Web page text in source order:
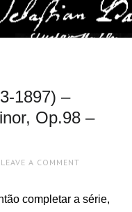
1897) –
Op.98 –
LEAVE A COMMENT
completar a série,